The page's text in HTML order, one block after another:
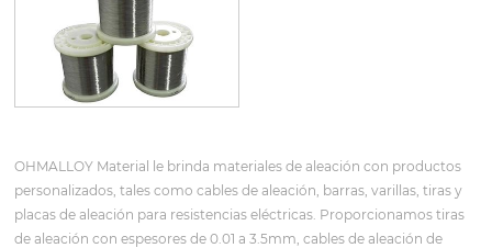
OHMALLOY Material le brinda materiales de aleación con productos
personalizados, tales como cables de aleación, barras, varillas, tiras y
placas de aleación para resistencias eléctricas. Proporcionamos tiras
de aleación con espesores de 0.01 a 3.5mm, cables de aleación de